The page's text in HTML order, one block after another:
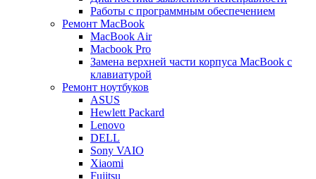
Работы с программным обеспечением
Ремонт MacBook
MacBook Air
Macbook Pro
Замена верхней части корпуса MacBook с
клавиатурой
Ремонт ноутбуков
ASUS
Hewlett Packard
Lenovo
DELL
Sony VAIO
Xiaomi
Fujitsu